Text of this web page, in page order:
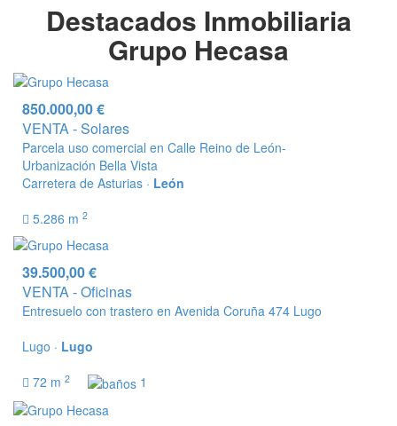
Destacados Inmobiliaria
Grupo Hecasa
850.000,00 €
VENTA - Solares
Parcela uso comercial en Calle Reino de León-
Urbanización Bella Vista
Carretera de Asturias · León
5.286 m 2
39.500,00 €
VENTA - Oficinas
Entresuelo con trastero en Avenida Coruña 474 Lugo
Lugo · Lugo
72 m 2 1